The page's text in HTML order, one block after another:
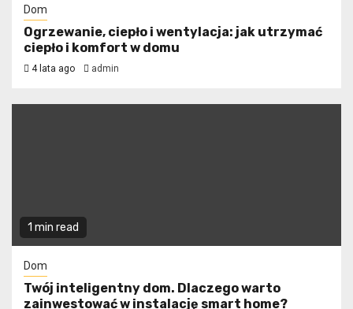
Dom
Ogrzewanie, ciepło i wentylacja: jak utrzymać
ciepło i komfort w domu
4 lata ago admin
1 min read
Dom
Twój inteligentny dom. Dlaczego warto
zainwestować w instalację smart home?